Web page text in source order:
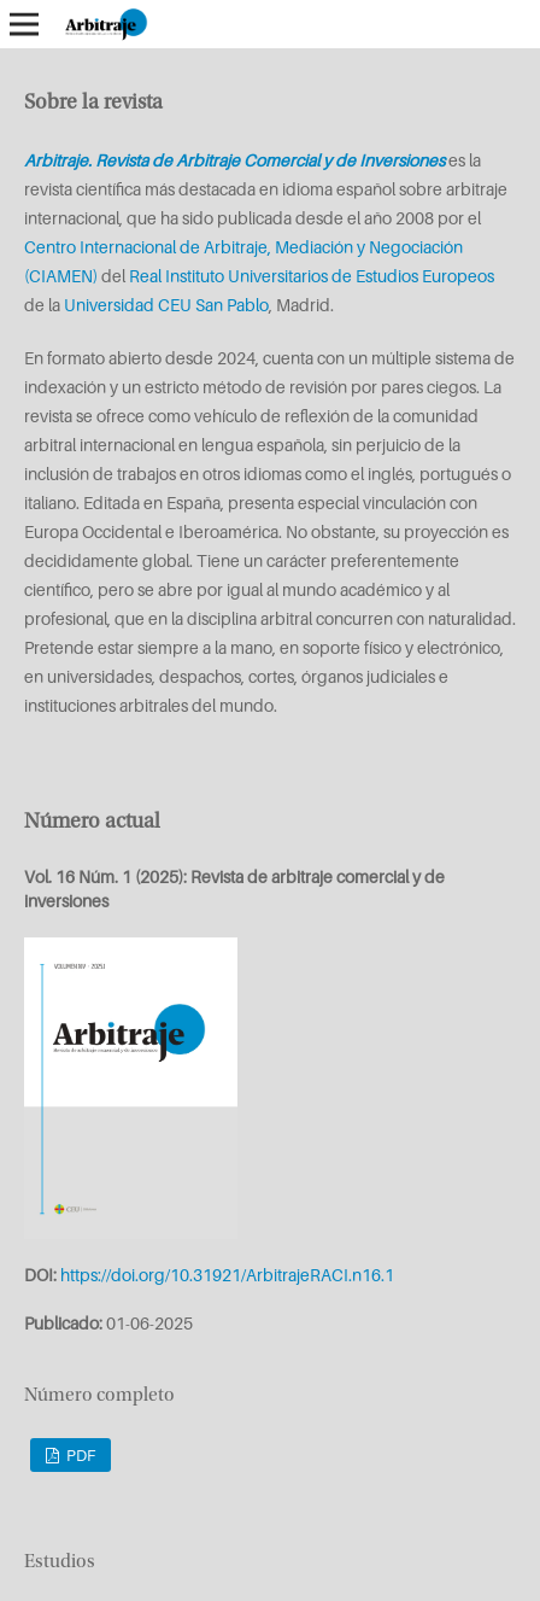
Sobre la revista
Arbitraje. Revista de Arbitraje Comercial y de Inversioneses la
revista científica más destacada en idioma español sobre arbitraje
internacional, que ha sido publicada desde el año 2008 por el
Centro Internacional de Arbitraje, Mediación y Negociación
(CIAMEN) del Real Instituto Universitarios de Estudios Europeos
de la Universidad CEU San Pablo, Madrid.
En formato abierto desde 2024, cuenta con un múltiple sistema de
indexación y un estricto método de revisión por pares ciegos. La
revista se ofrece como vehículo de reflexión de la comunidad
arbitral internacional en lengua española, sin perjuicio de la
inclusión de trabajos en otros idiomas como el inglés, portugués o
italiano. Editada en España, presenta especial vinculación con
Europa Occidental e Iberoamérica. No obstante, su proyección es
decididamente global. Tiene un carácter preferentemente
científico, pero se abre por igual al mundo académico y al
profesional, que en la disciplina arbitral concurren con naturalidad.
Pretende estar siempre a la mano, en soporte físico y electrónico,
en universidades, despachos, cortes, órganos judiciales e
instituciones arbitrales del mundo.
Número actual
Vol. 16 Núm. 1 (2025): Revista de arbitraje comercial y de
inversiones
DOI: https://doi.org/10.31921/ArbitrajeRACI.n16.1
Publicado:01-06-2025
Número completo
PDF
Estudios